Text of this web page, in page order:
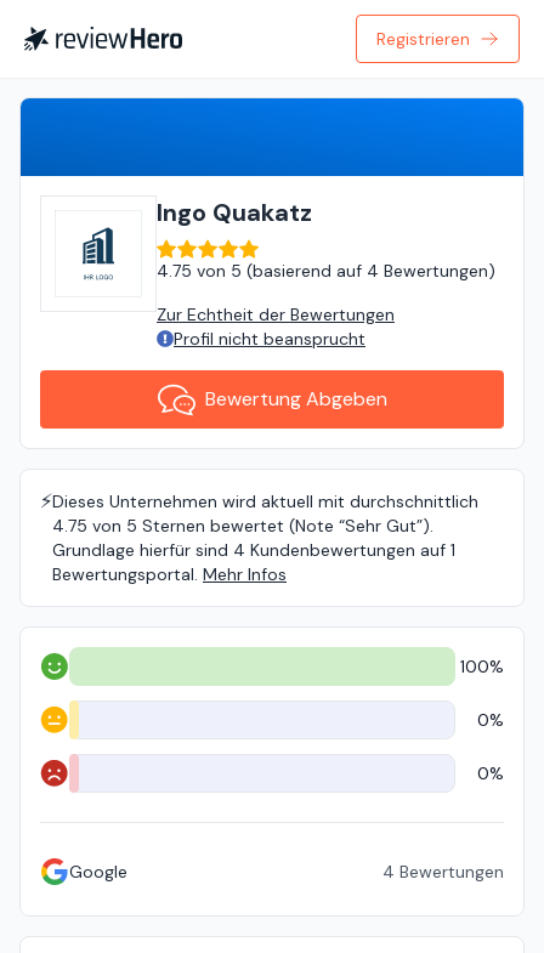
Registrieren
Ingo Quakatz
4.75 von 5 (basierend auf 4 Bewertungen)
Zur Echtheit der Bewertungen
Profil nicht beansprucht
Bewertung Abgeben
⚡️Dieses Unternehmen wird aktuell mit durchschnittlich
4.75 von 5 Sternen bewertet (Note “Sehr Gut”).
Grundlage hierfür sind 4 Kundenbewertungen auf 1
Bewertungsportal. Mehr Infos
Positiv 100%
Neutral 0%
Negativ 0%
Google 4 Bewertungen